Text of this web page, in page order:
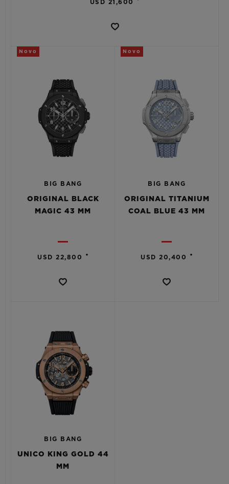
USD 21,600
Novo
BIG BANG
ORIGINAL BLACK
MAGIC 43 MM
USD 22,800 •
Novo
BIG BANG
ORIGINAL TITANIUM
COAL BLUE 43 MM
USD 20,400 •
BIG BANG
UNICO KING GOLD 44
MM